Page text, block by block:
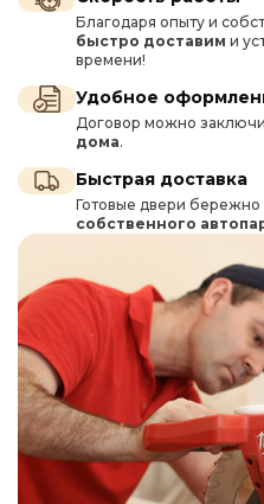
Благодаря опыту и
быстро доставим и
времени!
Удобное
Договор можно
дома.
Быстрая доставка
Готовые двери бережно
собственного